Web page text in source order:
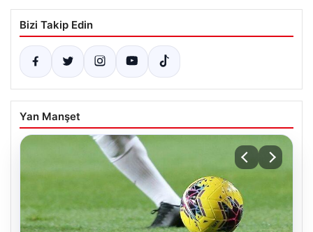
Bizi Takip Edin
Yan Manşet